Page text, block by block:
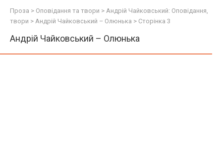
Проза > Оповідання та твори > Андрій Чайковський: Оповідання,
твори > Андрій Чайковський – Олюнька > Сторінка 3
Андрій Чайковський – Олюнька